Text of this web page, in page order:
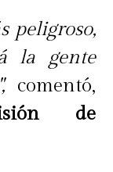
es la
Más Deco
peligroso,
la gente
comentó,
de